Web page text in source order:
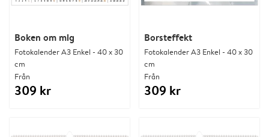
Boken om mig
Fotokalender A3 Enkel - 40 x 30
cm
Från
309 kr
Borsteffekt
Fotokalender A3 Enkel - 40 x 30
cm
Från
309 kr